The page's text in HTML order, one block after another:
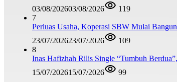
03/08/202603/08/2026
119
7
Perluas Usaha, Koperasi SBW Mulai
23/07/202623/07/2026
109
8
Inas Hafizhah Rilis Single “Tumbuh
15/07/202615/07/2026 99